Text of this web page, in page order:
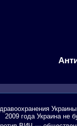
2009 года Украина не